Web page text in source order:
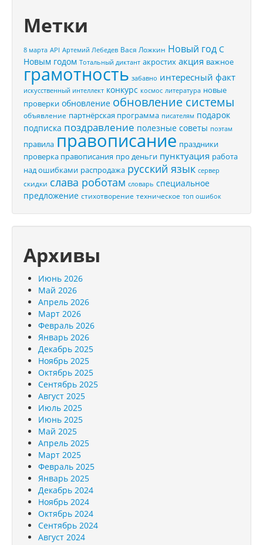
Метки
8 марта API Артемий Лебедев Вася Ложкин Новый год С
Новым годом Тотальный диктант акростих акция важное
грамотность забавно интересный факт
искусственный интеллект конкурс космос литература новые
проверки обновление обновление системы
объявление партнёрская программа писателям подарок
подписка поздравление полезные советы поэтам
правила правописание праздники
проверка правописания про деньги пунктуация работа
над ошибками распродажа русский язык сервер
скидки слава роботам словарь специальное
предложение стихотворение техническое топ ошибок
Архивы
Июнь 2026
Май 2026
Апрель 2026
Март 2026
Февраль 2026
Январь 2026
Декабрь 2025
Ноябрь 2025
Октябрь 2025
Сентябрь 2025
Август 2025
Июль 2025
Июнь 2025
Май 2025
Апрель 2025
Март 2025
Февраль 2025
Январь 2025
Декабрь 2024
Ноябрь 2024
Октябрь 2024
Сентябрь 2024
Август 2024